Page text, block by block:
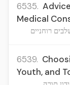
6535.
Medical
רוחניים
6539.
Youth, and